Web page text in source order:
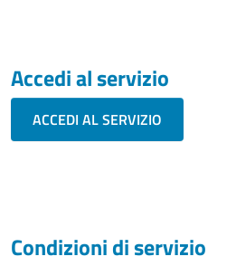
Accedi al servizio
ACCEDI AL SERVIZIO
Condizioni di servizio